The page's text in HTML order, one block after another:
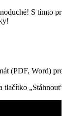
S tímto
(PDF, Word)
tlačítko